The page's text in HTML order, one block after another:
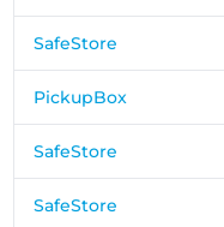
SafeStore
PickupBox
SafeStore
SafeStore